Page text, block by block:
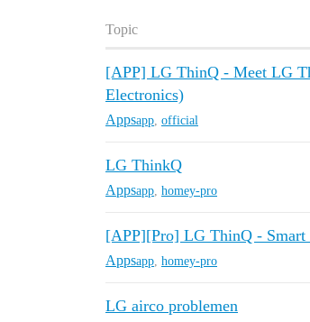
Topic
[APP] LG ThinQ - Meet LG
Electronics)
Appsapp official
LG ThinkQ
Appsapp homey-pro
[APP][Pro] LG ThinQ -
Appsapp homey-pro
LG airco problemen